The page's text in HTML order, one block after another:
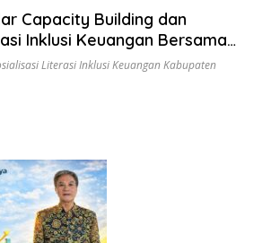
Capacity Building dan
Inklusi Keuangan Bersama
Literasi Inklusi Keuangan Kabupaten